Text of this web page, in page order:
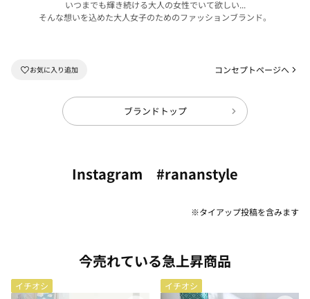
いつまでも輝き続ける大人の女性でいて欲しい...
そんな想いを込めた大人女子のためのファッションブランド。
コンセプトページへ
ブランドトップ
Instagram #rananstyle
※タイアップ投稿を含みます
今売れている急上昇商品
イチオシ イチオシ